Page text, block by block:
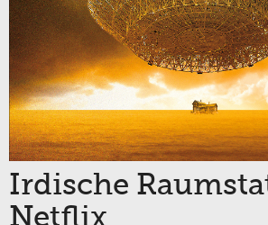
Irdische
Netflix